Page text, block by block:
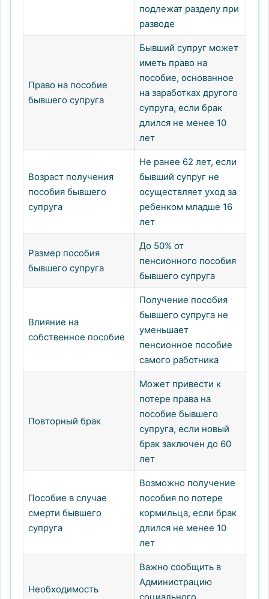
подлежат разделу при
разводе
Право на пособие
бывшего супруга
Бывший супруг может
иметь право на
пособие, основанное
на заработках другого
супруга, если брак
длился не менее 10
лет
Возраст получения
пособия бывшего
супруга
Не ранее 62 лет, если
бывший супруг не
осуществляет уход за
ребенком младше 16
лет
Размер пособия
бывшего супруга
До 50% от
пенсионного пособия
бывшего супруга
Влияние на
собственное пособие
Получение пособия
бывшего супруга не
уменьшает
пенсионное пособие
самого работника
Повторный брак
Может привести к
потере права на
пособие бывшего
супруга, если новый
брак заключен до 60
лет
Пособие в случае
смерти бывшего
супруга
Возможно получение
пособия по потере
кормильца, если брак
длился не менее 10
лет
Необходимость
Важно сообщить в
Администрацию